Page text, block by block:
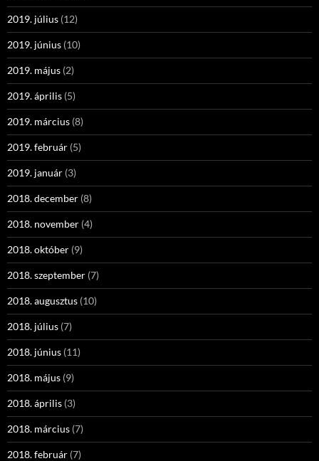
2019. július (12)
2019. június (10)
2019. május (2)
2019. április (5)
2019. március (8)
2019. február (5)
2019. január (3)
2018. december (8)
2018. november (4)
2018. október (9)
2018. szeptember (7)
2018. augusztus (10)
2018. július (7)
2018. június (11)
2018. május (9)
2018. április (3)
2018. március (7)
2018. február (7)